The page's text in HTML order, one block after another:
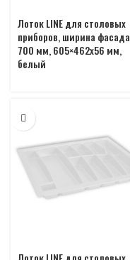
Лоток LINE для столовых
приборов, ширина фасада
700 мм, 605×462х56 мм,
белый